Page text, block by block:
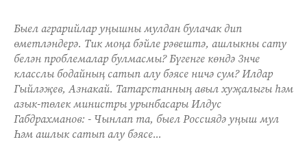
Быел аграрийлар уңышны мулдан булачак дип
өметләндерә. Тик моңа бәйле рәвештә, ашлыкны сату
белән проблемалар булмасмы? Бүгенге көндә 3нче
класслы бодайның сатып алу бәясе ничә сум? Илдар
Гыйләҗев, Азнакай. Татарстанның авыл хуҗалыгы һәм
азык-төлек министры урынбасары Илдус
Габдрахманов: - Чынлап та, быел Россиядә уңыш мул
Һәм ашлык сатып алу бәясе...